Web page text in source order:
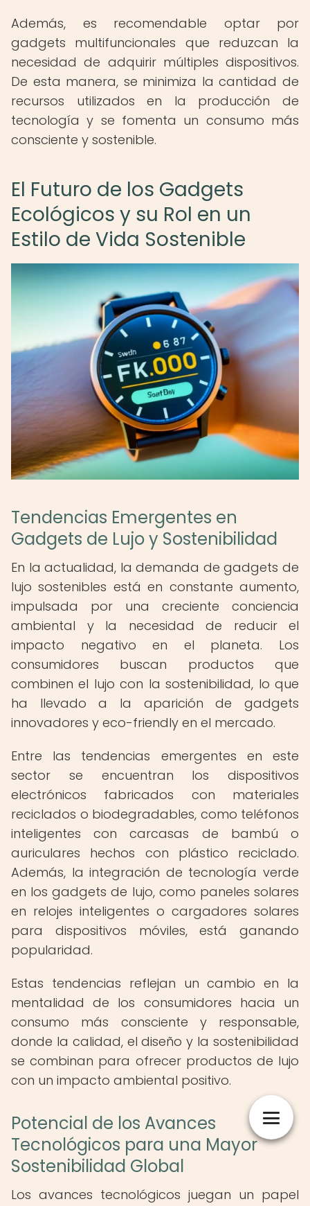
Además, es recomendable optar por
gadgets multifuncionales que reduzcan la
necesidad de adquirir múltiples dispositivos.
De esta manera, se minimiza la cantidad de
recursos utilizados en la producción de
tecnología y se fomenta un consumo más
consciente y sostenible.
El Futuro de los Gadgets
Ecológicos y su Rol en un
Estilo de Vida Sostenible
Tendencias Emergentes en
Gadgets de Lujo y Sostenibilidad
En la actualidad, la demanda de gadgets de
lujo sostenibles está en constante aumento,
impulsada por una creciente conciencia
ambiental y la necesidad de reducir el
impacto negativo en el planeta. Los
consumidores buscan productos que
combinen el lujo con la sostenibilidad, lo que
ha llevado a la aparición de gadgets
innovadores y eco-friendly en el mercado.
Entre las tendencias emergentes en este
sector se encuentran los dispositivos
electrónicos fabricados con materiales
reciclados o biodegradables, como teléfonos
inteligentes con carcasas de bambú o
auriculares hechos con plástico reciclado.
Además, la integración de tecnología verde
en los gadgets de lujo, como paneles solares
en relojes inteligentes o cargadores solares
para dispositivos móviles, está ganando
popularidad.
Estas tendencias reflejan un cambio en la
mentalidad de los consumidores hacia un
consumo más consciente y responsable,
donde la calidad, el diseño y la sostenibilidad
se combinan para ofrecer productos de lujo
con un impacto ambiental positivo.
Potencial de los Avances
Tecnológicos para una Mayor
Sostenibilidad Global
Los avances tecnológicos juegan un papel